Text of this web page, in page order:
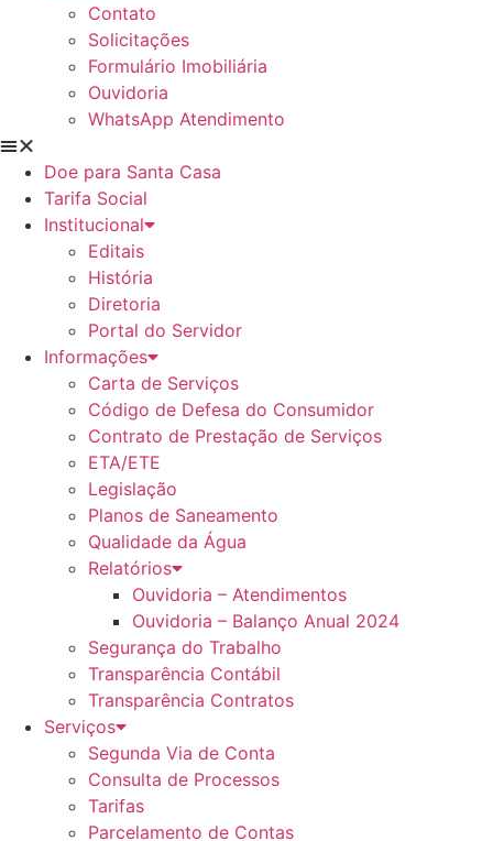
Contato
Solicitações
Formulário Imobiliária
Ouvidoria
WhatsApp Atendimento
Doe para Santa Casa
Tarifa Social
Institucional
Editais
História
Diretoria
Portal do Servidor
Informações
Carta de Serviços
Código de Defesa do Consumidor
Contrato de Prestação de Serviços
ETA/ETE
Legislação
Planos de Saneamento
Qualidade da Água
Relatórios
Ouvidoria – Atendimentos
Ouvidoria – Balanço Anual 2024
Segurança do Trabalho
Transparência Contábil
Transparência Contratos
Serviços
Segunda Via de Conta
Consulta de Processos
Tarifas
Parcelamento de Contas